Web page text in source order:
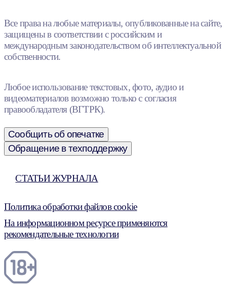
Все права на любые материалы, опубликованные на сайте,
защищены в соответствии с российским и
международным законодательством об интеллектуальной
собственности.
Любое использование текстовых, фото, аудио и
видеоматериалов возможно только с согласия
правообладателя (ВГТРК).
Сообщить об опечатке
Обращение в техподдержку
СТАТЬИ ЖУРНАЛА
Политика обработки файлов cookie
На информационном ресурсе применяются
рекомендательные технологии